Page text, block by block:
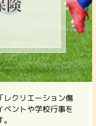
レクリエーション傷
ントや学校行事を